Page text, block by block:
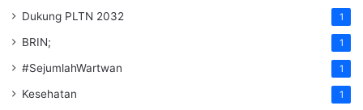
Dukung PLTN 2032 1
BRIN; 1
#SejumlahWartwan 1
Kesehatan 1